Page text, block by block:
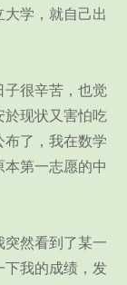
学，就自己出
很辛苦，也觉
於现状又害怕吃
布了，我在数学
本第一志愿的中
然看到了某一
下我的成绩，发